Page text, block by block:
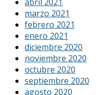
marzo 2021
febrero 2021
enero 2021
diciembre 2020
noviembre 2020
octubre 2020
septiembre 2020
agosto 2020